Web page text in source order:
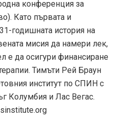
конференция за
Като първата и
годишната история на
мисия да намери лек,
е да осигури финансиране
Тимъти Рей Браун
институт по СПИН с
Колумбия и Лас Вегас.